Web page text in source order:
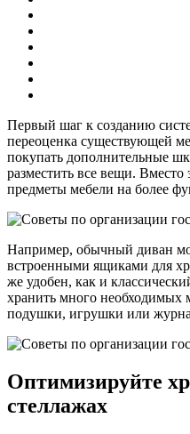
Первый шаг к созданию
переоценка существующей
покупать дополнительные
разместить все вещи.
предметы мебели на более
Например, обычный диван
встроенными ящиками для
же удобен, как и
хранить много необходимых
подушки, игрушки или
Оптимизируйте
стеллажах